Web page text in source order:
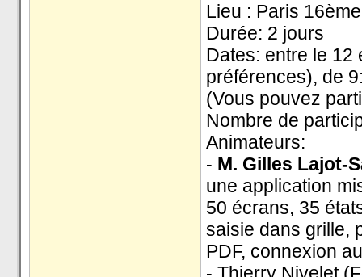
Lieu : Paris
Durée: 2 jours
Dates: entre le 12
préférences), de
(Vous pouvez
Nombre de
Animateurs:
- M. Gilles Lajot-
une application
50 écrans, 35
saisie dans grille,
PDF, connexion